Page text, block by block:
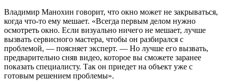
Владимир Манохин говорит, что окно может не закрываться,
когда что-то ему мешает. «Всегда первым делом нужно
осмотреть окно. Если визуально ничего не мешает, лучше
вызвать сервисного мастера, чтобы он разбирался с
проблемой, — поясняет эксперт. — Но лучше его вызвать,
предварительно сняв видео, которое вы сможете заранее
показать специалисту. Так он приедет на объект уже с
готовым решением проблемы».